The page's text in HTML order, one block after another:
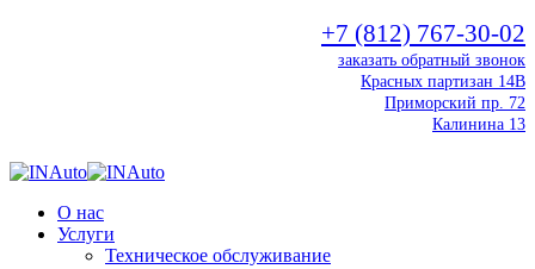
+7 (812) 767-30-02
заказать обратный звонок
Красных партизан 14В
Приморский пр. 72
Калинина 13
О нас
Услуги
Техническое обслуживание